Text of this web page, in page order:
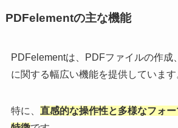
PDFelementの主な機能
PDFelementは、PDFファイルの作成
に関する幅広い機能を提供しています
特に、 直感的な操作性と多様なフォ